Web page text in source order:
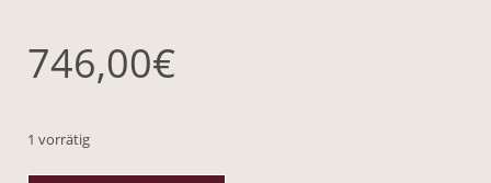
746,00€
1 vorrätig